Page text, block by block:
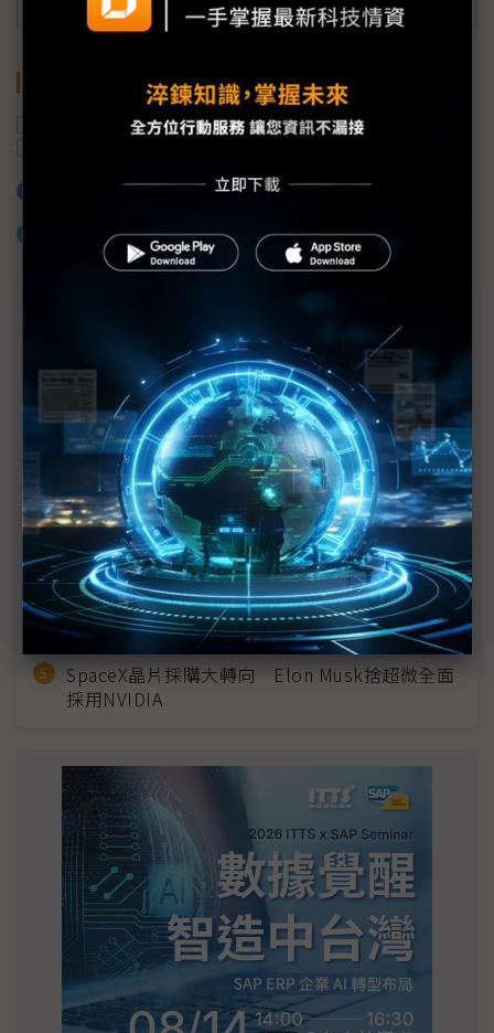
華為Mate系列
穿戴裝置
加入已選取到「關鍵字追蹤」
什麼是「關鍵字追蹤」
MLCC訂單過熱、出貨比創高 村田示警全球AI基
建熱潮將趨緩
2027全年記憶體產能提前售罄 買家「祕而不
宣」只怕買不夠
英特爾EMIB良率達標 聯發科第2代ASIC產品
2028準時量產
光進銅退更明確？ 聯發科估SerDes 448G為銅
線「最終戰場」
SpaceX晶片採購大轉向 Elon Musk捨超微全面
採用NVIDIA